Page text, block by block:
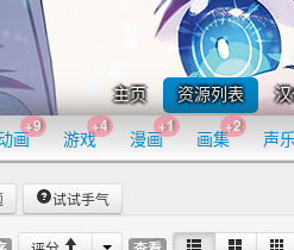
主页 资源列表
画
+9
游戏
+4
漫画
+1
画集
+2
声
试试手气